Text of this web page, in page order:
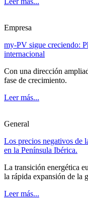
Empresa
my-PV sigue creciendo:
internacional
Con una dirección
fase de crecimiento.
Leer más...
General
Los precios negativos de
en la Península Ibérica.
La transición energética
la rápida expansión de la
Leer más...